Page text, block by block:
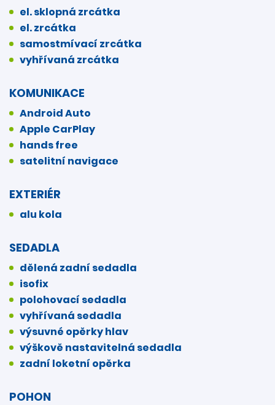
el. sklopná zrcátka
el. zrcátka
samostmívací zrcátka
vyhřívaná zrcátka
KOMUNIKACE
Android Auto
Apple CarPlay
hands free
satelitní navigace
EXTERIÉR
alu kola
SEDADLA
dělená zadní sedadla
isofix
polohovací sedadla
vyhřívaná sedadla
výsuvné opěrky hlav
výškově nastavitelná sedadla
zadní loketní opěrka
POHON